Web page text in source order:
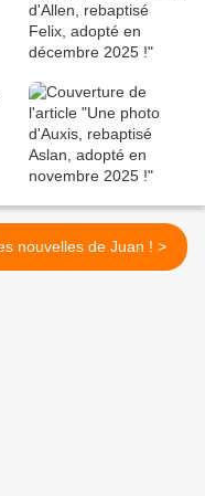
Des nouvelles de Juan ! >